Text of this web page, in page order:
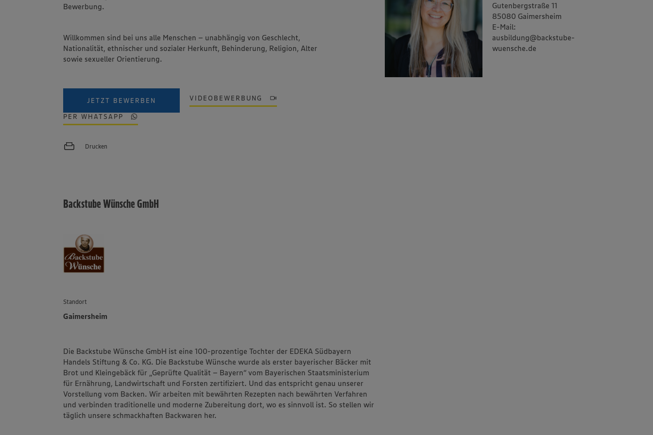
Bewerbung.
Willkommen sind bei uns alle Menschen – unabhängig von Geschlecht,
Nationalität, ethnischer und sozialer Herkunft, Behinderung, Religion, Alter
sowie sexueller Orientierung.
JETZT BEWERBEN VIDEOBEWERBUNG
PER WHATSAPP
Drucken
Gutenbergstraße 11
85080 Gaimersheim
E-Mail:
ausbildung@backstube-
wuensche.de
Backstube Wünsche GmbH
Standort
Gaimersheim
Die Backstube Wünsche GmbH ist eine 100-prozentige Tochter der EDEKA Südbayern
Handels Stiftung & Co. KG. Die Backstube Wünsche wurde als erster bayerischer Bäcker mit
Brot und Kleingebäck für „Geprüfte Qualität – Bayern“ vom Bayerischen Staatsministerium
für Ernährung, Landwirtschaft und Forsten zertifiziert. Und das entspricht genau unserer
Vorstellung vom Backen. Wir arbeiten mit bewährten Rezepten nach bewährten Verfahren
und verbinden traditionelle und moderne Zubereitung dort, wo es sinnvoll ist. So stellen wir
täglich unsere schmackhaften Backwaren her.